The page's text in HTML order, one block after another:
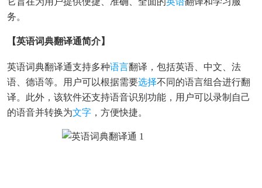
务。
【英语词典翻译通简介】
英语词典翻译通支持多种语言翻译，包括英语、中文、法
语、德语等。用户可以根据需要选择不同的语言组合进行翻
译。此外，该软件还支持语音识别功能，用户可以录制自己
的语音并转换为文字 ，方便快捷。